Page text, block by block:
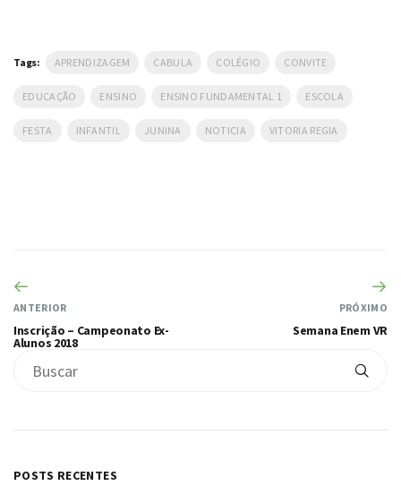
Tags: APRENDIZAGEM CABULA COLÉGIO CONVITE
EDUCAÇÃO ENSINO ENSINO FUNDAMENTAL 1 ESCOLA
FESTA INFANTIL JUNINA NOTICIA VITORIA REGIA
ANTERIOR
Inscrição – Campeonato Ex-
Alunos 2018
PRÓXIMO
Semana Enem VR
POSTS RECENTES